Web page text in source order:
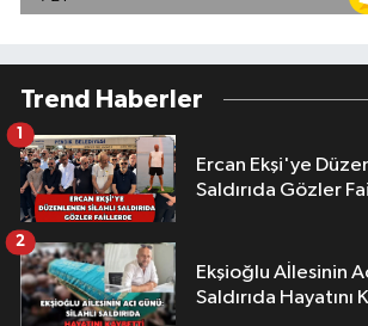
Trend Haberler
Ercan Ekşi'ye Düzenlenen Silahlı
Saldırıda Gözler
1
Ekşioğlu Aİlesinin
Saldırıda Hayatını
2